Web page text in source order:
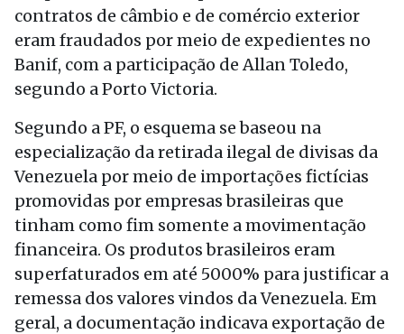
contratos de câmbio e de comércio exterior
eram fraudados por meio de expedientes no
Banif, com a participação de Allan Toledo,
segundo a Porto Victoria.
Segundo a PF, o esquema se baseou na
especialização da retirada ilegal de divisas da
Venezuela por meio de importações fictícias
promovidas por empresas brasileiras que
tinham como fim somente a movimentação
financeira. Os produtos brasileiros eram
superfaturados em até 5000% para justificar a
remessa dos valores vindos da Venezuela. Em
geral, a documentação indicava exportação de